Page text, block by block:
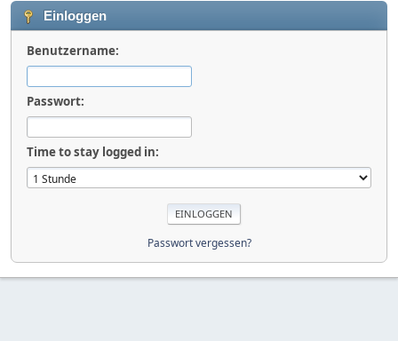
Einloggen
Benutzername:
Passwort:
Time to stay logged in:
Passwort vergessen?